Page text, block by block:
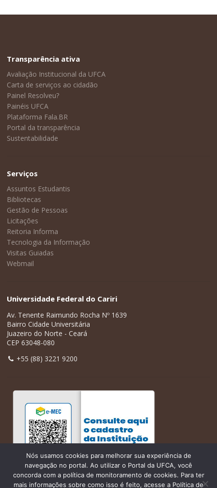
Transparência ativa
Avaliação Institucional da UFCA
Carta de serviços ao cidadão
Painel Resolveu?
Painéis UFCA
Plataforma Fala.BR
Portal da transparência
Sustentabilidade
Serviços
Assuntos Estudantis
Bibliotecas
Gestão de Pessoas
Licitações
Reitoria Informa
Tecnologia da Informação
Visitas Guiadas
Webmail
Universidade Federal do Cariri
Av. Tenente Raimundo Rocha Nº 1639
Bairro Cidade Universitária
Juazeiro do Norte - Ceará
CEP 63048-080
+55 (88) 3221 9200
Nós usamos cookies para melhorar sua experiência de
navegação no portal. Ao utilizar o Portal da UFCA, você
concorda com a política de monitoramento de cookies. Para ter
mais informações sobre como isso é feito, acesse a Política de